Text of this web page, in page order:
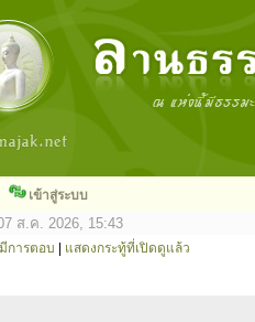
เข้าสู่ระบบ
ส.ค. 2026, 15:43
การตอบ แสดงกระทู้ที่เปิดดูแล้ว